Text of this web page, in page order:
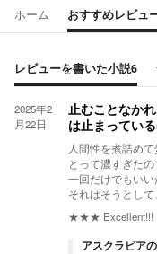
ホーム おすすめレビュ
レビューを書いた小説6
2025年2
月22日
止むことなか
は止まっている
人間性を煮詰め
とって濃すぎたの
一回だけでもいい
それはそうとし
★★★ Excellent!!!
アスクラピア